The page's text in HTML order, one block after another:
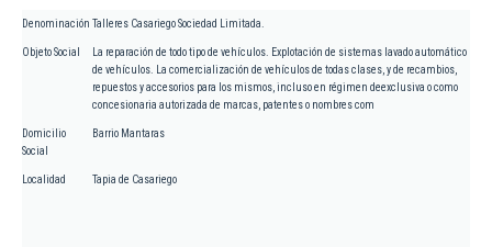
Denominación Talleres Casariego Sociedad Limitada.
Objeto Social
La reparación de todo tipo de vehículos. Explotación de sistemas lavado automático
de vehículos. La comercialización de vehículos de todas clases, y de recambios,
repuestos y accesorios para los mismos, incluso en régimen deexclusiva o como
concesionaria autorizada de marcas, patentes o nombres com
Domicilio
Social
Barrio Mantaras
Localidad Tapia de Casariego